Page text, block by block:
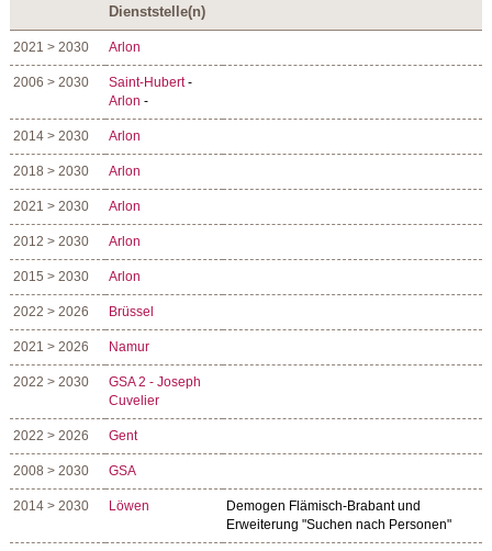
Dienststelle(n)
2021 > 2030 Arlon
2006 > 2030 Saint-Hubert-
Arlon -
2014 > 2030 Arlon
2018 > 2030 Arlon
2021 > 2030 Arlon
2012 > 2030 Arlon
2015 > 2030 Arlon
2022 > 2026 Brüssel
2021 > 2026 Namur
2022 > 2030
GSA 2 - Joseph
Cuvelier
2022 > 2026 Gent
2008 > 2030 GSA
2014 > 2030 Löwen
Demogen Flämisch-Brabant und
Erweiterung "Suchen nach Personen"